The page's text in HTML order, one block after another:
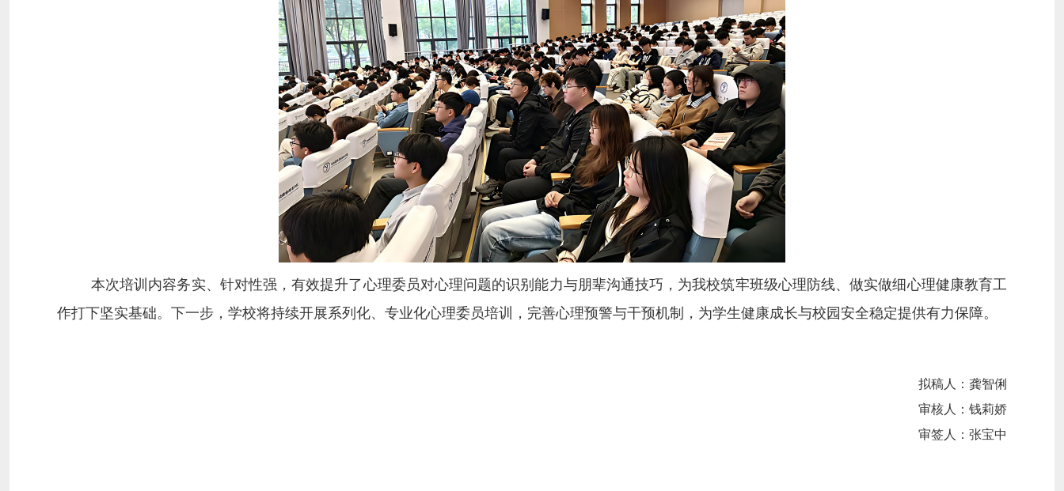
本次培训内容务实、针对性强，有效提升了心理委员对心理问题的识别能力与朋辈沟通技巧，为我校筑牢班级心理防线、做实做细心理健康教育工
作打下坚实基础。下一步，学校将持续开展系列化、专业化心理委员培训，完善心理预警与干预机制，为学生健康成长与校园安全稳定提供有力保障。
拟稿人： 龚智俐
审核人：钱莉娇
审签人：张宝中